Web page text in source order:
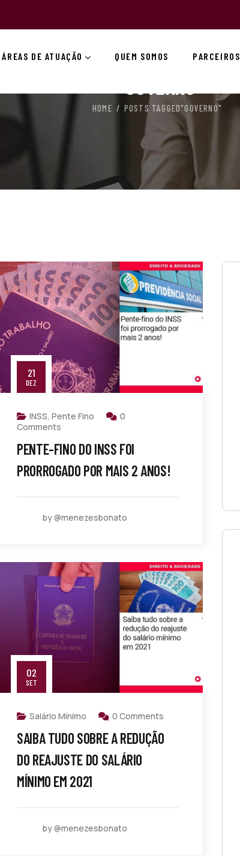
ÁREAS DE ATUAÇÃO QUEM SOMOS PARCEIROS
HOME POSTS TAGGED"GOVERNO"
21
DEZ
INSS, Pente Fino
0
Comments
PENTE-FINO DO INSS FOI
PRORROGADO POR MAIS 2 ANOS!
by @menezesbonato
02
SET
Salário Mínimo 0 Comments
SAIBA TUDO SOBRE A REDUÇÃO
DO REAJUSTE DO SALÁRIO
MÍNIMO EM 2021
by @menezesbonato